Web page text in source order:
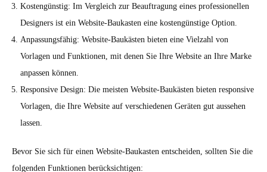
Kostengünstig: Im Vergleich zur Beauftragung eines professionellen
Designers ist ein Website-Baukasten eine kostengünstige Option.
Anpassungsfähig: Website-Baukästen bieten eine Vielzahl von
Vorlagen und Funktionen, mit denen Sie Ihre Website an Ihre Marke
anpassen können.
Responsive Design: Die meisten Website-Baukästen bieten responsive
Vorlagen, die Ihre Website auf verschiedenen Geräten gut aussehen
lassen.
Bevor Sie sich für einen Website-Baukasten entscheiden, sollten Sie die
folgenden Funktionen berücksichtigen: